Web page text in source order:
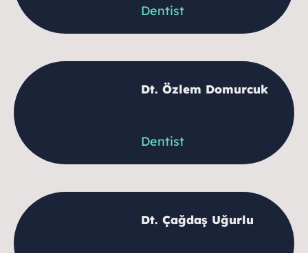
Dentist
Dt. Özlem Domurcuk
Dentist
Dt. Çağdaş Uğurlu